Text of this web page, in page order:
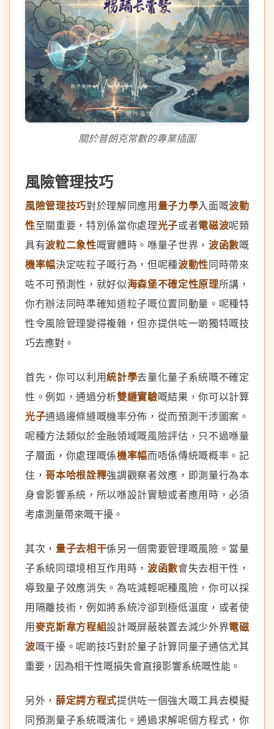
關於普朗克常數的專業插圖
風險管理技巧
風險管理技巧對於理解同應用量子力學入面嘅波動
性至關重要，特別係當你處理光子或者電磁波呢類
具有波粒二象性嘅實體時。喺量子世界，波函數嘅
機率幅決定咗粒子嘅行為，但呢種波動性同時帶來
咗不可預測性，就好似海森堡不確定性原理所講，
你冇辦法同時準確知道粒子嘅位置同動量。呢種特
性令風險管理變得複雜，但亦提供咗一啲獨特嘅技
巧去應對。
首先，你可以利用統計學去量化量子系統嘅不確定
性。例如，通過分析雙縫實驗嘅結果，你可以計算
光子通過邊條縫嘅機率分佈，從而預測干涉圖案。
呢種方法類似於金融領域嘅風險評估，只不過喺量
子層面，你處理嘅係機率幅而唔係傳統嘅概率。記
住，哥本哈根詮釋強調觀察者效應，即測量行為本
身會影響系統，所以喺設計實驗或者應用時，必須
考慮測量帶來嘅干擾。
其次， 量子去相干係另一個需要管理嘅風險。當量
子系統同環境相互作用時， 波函數會失去相干性，
導致量子效應消失。為咗減輕呢種風險，你可以採
用隔離技術，例如將系統冷卻到極低溫度，或者使
用麥克斯韋方程組設計嘅屏蔽裝置去減少外界電磁
波嘅干擾。呢啲技巧對於量子計算同量子通信尤其
重要，因為相干性嘅損失會直接影響系統嘅性能。
另外， 薛定諤方程式提供咗一個強大嘅工具去模擬
同預測量子系統嘅演化。通過求解呢個方程式，你